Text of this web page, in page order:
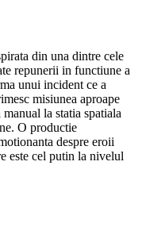
din una dintre cele
repunerii in functiune a
unui incident ce a
misiunea aproape
la statia spatiala
O productie
despre eroii
este cel putin la nivelul